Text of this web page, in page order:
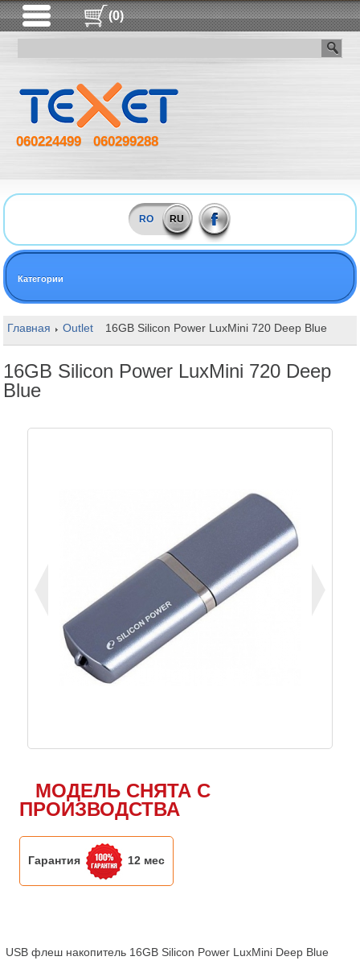
(0)
060224499 060299288
RO RU
Категории
Главная Outlet 16GB Silicon Power LuxMini 720 Deep Blue
16GB Silicon Power LuxMini 720 Deep
Blue
МОДЕЛЬ СНЯТА С
ПРОИЗВОДСТВА
Гарантия 12 мес
USB флеш накопитель 16GB Silicon Power LuxMini Deep Blue